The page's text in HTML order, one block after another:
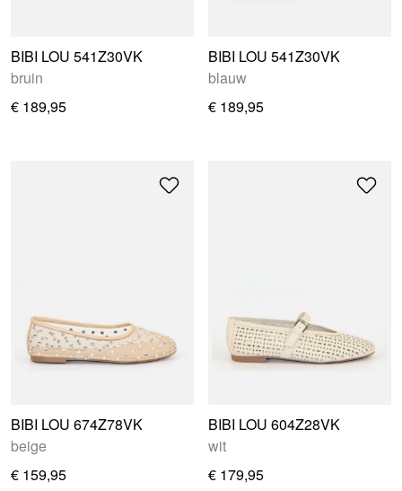
BIBI LOU 541Z30VK
bruin
€ 189,95
BIBI LOU 541Z30VK
blauw
€ 189,95
BIBI LOU 674Z78VK
beige
€ 159,95
BIBI LOU 604Z28VK
wit
€ 179,95